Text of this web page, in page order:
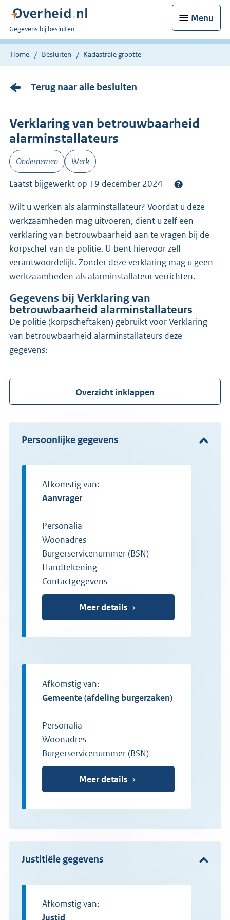
Menu
U
bent
nu
Gegevens bij besluiten
Home Besluiten Kadastrale grootte
Terug naar alle besluiten
Verklaring van betrouwbaarheid
alarminstallateurs
Ondernemen
Werk
Laatst bijgewerkt op 19 december 2024
Wilt u werken als alarminstallateur? Voordat u deze
werkzaamheden mag uitvoeren, dient u zelf een
verklaring van betrouwbaarheid aan te vragen bij de
korpschef van de politie. U bent hiervoor zelf
verantwoordelijk. Zonder deze verklaring mag u geen
werkzaamheden als alarminstallateur verrichten.
Gegevens bij Verklaring van
betrouwbaarheid alarminstallateurs
de politie (korpscheftaken) gebruikt voor Verklaring
van betrouwbaarheid alarminstallateurs deze
gegevens:
Overzicht inklappen
Persoonlijke gegevens
Afkomstig van:
aanvrager
Personalia
Woonadres
Burgerservicenummer (BSN)
Handtekening
Contactgegevens
Meer details
Afkomstig van:
gemeente (afdeling burgerzaken)
Personalia
Woonadres
Burgerservicenummer (BSN)
Meer details
Justitiële gegevens
Afkomstig van:
Justid